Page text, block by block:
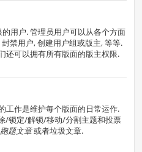
用户. 管理员用户可以从各个方面
禁用户, 创建用户组或版主, 等等.
还可以拥有所有版面的版主权限.
工作是维护每个版面的日常运作.
/锁定/解锁/移动/分割主题和投票
跑题文章或者垃圾文章.